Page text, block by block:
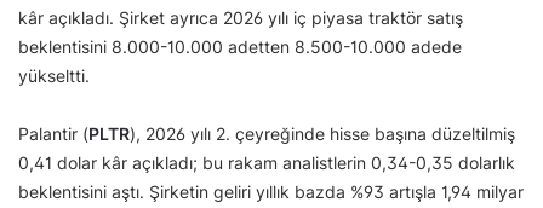
kâr açıkladı. Şirket ayrıca 2026 yılı iç piyasa traktör satış
beklentisini 8.000-10.000 adetten 8.500-10.000 adede
yükseltti.
Palantir (PLTR), 2026 yılı 2. çeyreğinde hisse başına düzeltilmiş
0,41 dolar kâr açıkladı; bu rakam analistlerin 0,34-0,35 dolarlık
beklentisini aştı. Şirketin geliri yıllık bazda %93 artışla 1,94 milyar